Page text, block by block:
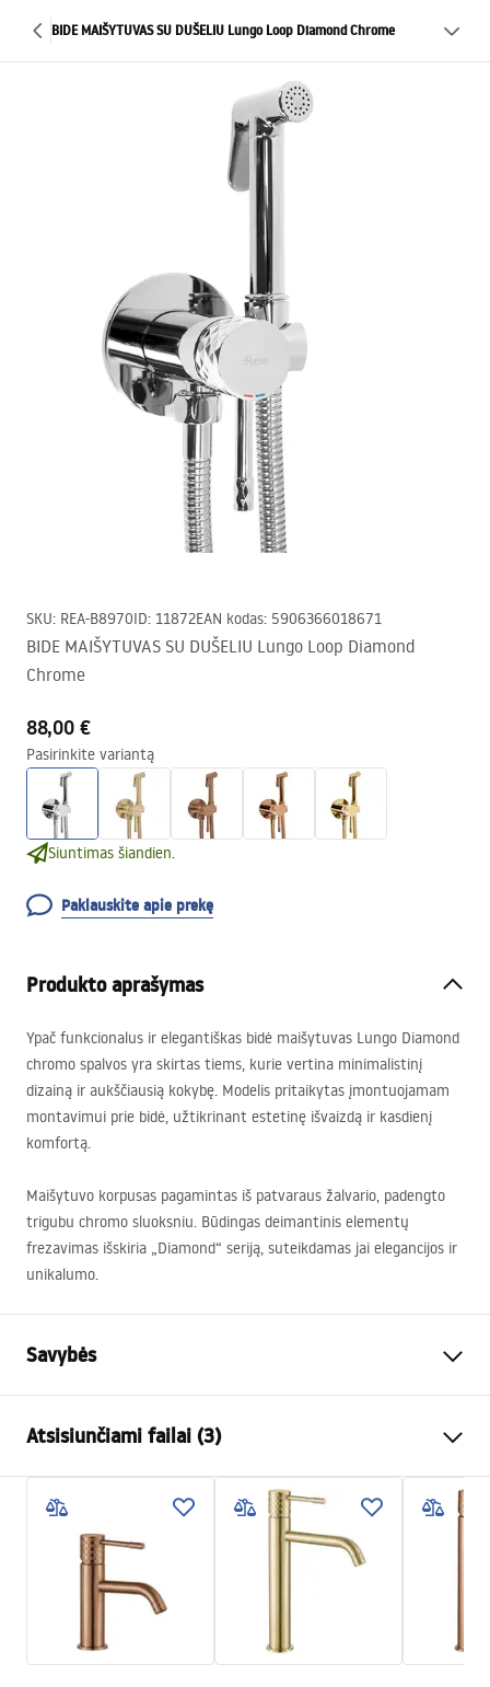
BIDE MAIŠYTUVAS SU DUŠELIU Lungo Loop Diamond Chrome
SKU: REA-B8970ID: 11872EAN kodas: 5906366018671
BIDE MAIŠYTUVAS SU DUŠELIU Lungo Loop Diamond
Chrome
88,00 €
Pasirinkite variantą
Siuntimas šiandien.
Paklauskite apie prekę
Produkto aprašymas
Ypač funkcionalus ir elegantiškas bidė maišytuvas Lungo Diamond
chromo spalvos yra skirtas tiems, kurie vertina minimalistinį
dizainą ir aukščiausią kokybę. Modelis pritaikytas įmontuojamam
montavimui prie bidė, užtikrinant estetinę išvaizdą ir kasdienį
komfortą.
Maišytuvo korpusas pagamintas iš patvaraus žalvario, padengto
trigubu chromo sluoksniu. Būdingas deimantinis elementų
frezavimas išskiria „Diamond“ seriją, suteikdamas jai elegancijos ir
unikalumo.
Savybės
Montavimo būdas
Spalva
Chrome
Snapelio tipas
Fiksuota
Medžiaga
Ryšio skersmuo
1/2 colio
Atsisiunčiami failai (3)
Surinkimo instrukcijos
Faucet.pdf
Warunki bezpieczeństwa